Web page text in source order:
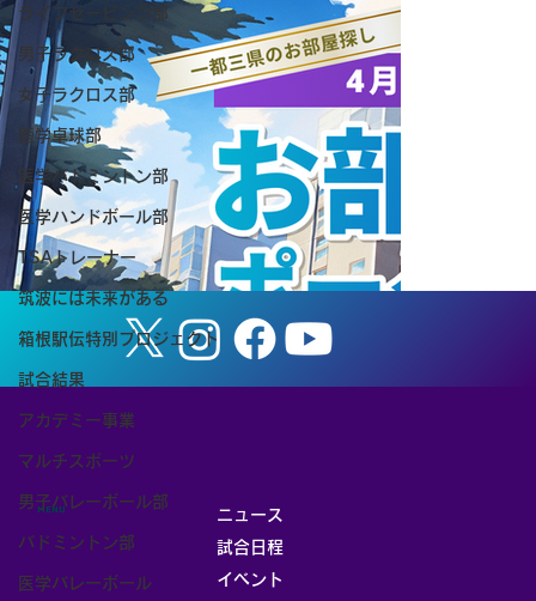
ライフセービング部
男子ラクロス部
女子ラクロス部
医学卓球部
医学バドミントン部
医学ハンドボール部
TSAトレーナー
筑波には未来がある
箱根駅伝特別プロジェクト
試合結果
アカデミー事業
マルチスポーツ
男子バレーボール部
バドミントン部
医学バレーボール
【活動報告】卒業生追い出し試合開催の
お知らせ
ニュース
試合日程
イベント
MENU